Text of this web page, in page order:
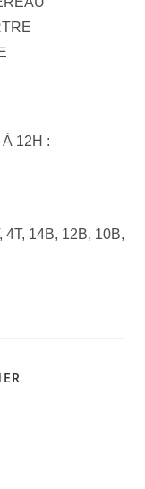
12H :
4T, 14B, 12B, 10B,